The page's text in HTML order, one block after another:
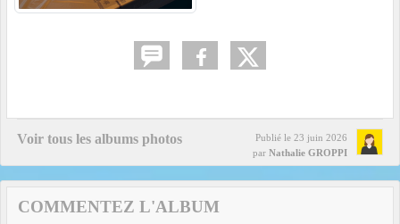
Voir tous les albums photos Publié le 23 juin 2026
par Nathalie GROPPI
COMMENTEZ L'ALBUM